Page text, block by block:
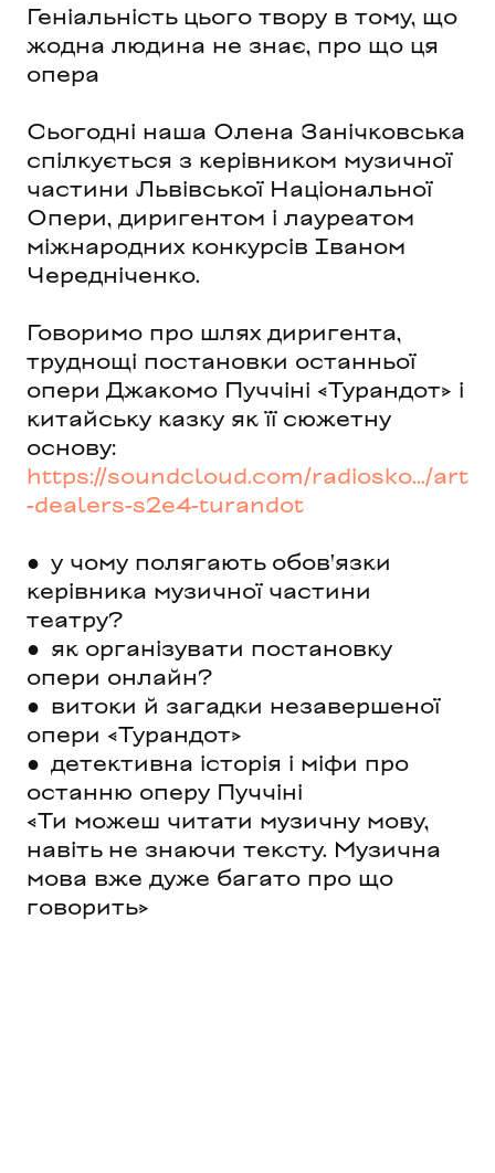
Геніальність цього твору в тому, що
жодна людина не знає, про що ця
опера
Сьогодні наша Олена Занічковська
спілкується з керівником музичної
частини Львівської Національної
Опери, диригентом і лауреатом
міжнародних конкурсів Іваном
Чередніченко.
Говоримо про шлях диригента,
труднощі постановки останньої
опери Джакомо Пуччіні «Турандот» і
китайську казку як її сюжетну
основу:
https://soundcloud.com/radiosko.../art
-dealers-s2e4-turandot
● у чому полягають обов'язки
керівника музичної частини
театру?
● як організувати постановку
опери онлайн?
● витоки й загадки незавершеної
опери «Турандот»
● детективна історія і міфи про
останню оперу Пуччіні
«Ти можеш читати музичну мову,
навіть не знаючи тексту. Музична
мова вже дуже багато про що
говорить»